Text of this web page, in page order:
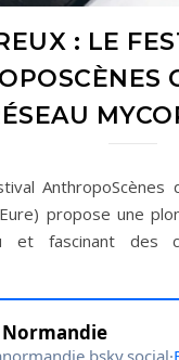
: LE
propose une
et fascinant des